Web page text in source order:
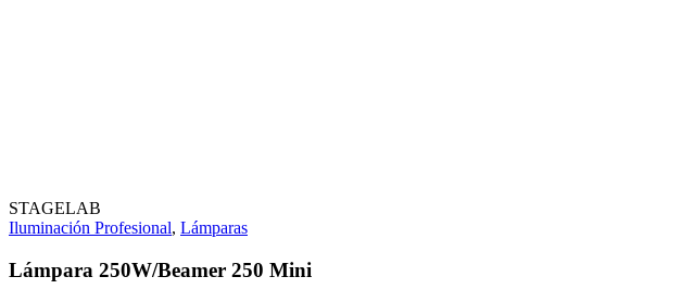
STAGELAB
Iluminación Profesional, Lámparas
Lámpara 250W/Beamer 250 Mini